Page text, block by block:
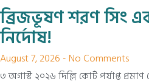
ব্রিজভূষণ শরণ সিং
নির্দোষ!
August 7, 2026 No Comments
৩ অগাস্ট ২০২৬ দিল্লি কোর্ট পর্যাপ্ত